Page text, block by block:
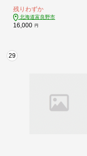
トコーン 野菜 甘い
残りわずか
北海道富良野市
16,000 円
29